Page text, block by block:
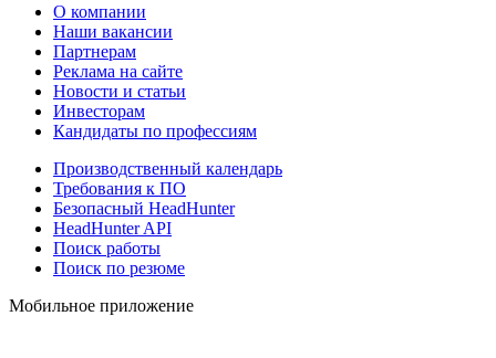
О компании
Наши вакансии
Партнерам
Реклама на сайте
Новости и статьи
Инвесторам
Кандидаты по профессиям
Производственный календарь
Требования к ПО
Безопасный HeadHunter
HeadHunter API
Поиск работы
Поиск по резюме
Мобильное приложение